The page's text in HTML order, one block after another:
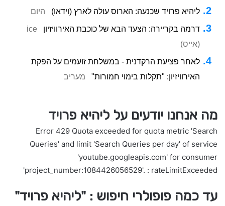
ליהיא פרויד שכנעה: הארוס עולה לארץ (וידאו) היום
דרמה בקריירה: הצעד הבא של כוכבת האירוויזיון
ice
(אייס)
לאחר פציעת הרקדנית - במשלחת זועמים על הפקת
האירוויזיון: "תקלות בימוי חמורות"
מעריב
מה אנחנו יודעים על ליהיא פרויד
Error 429 Quota exceeded for quota metric 'Search
Queries' and limit 'Search Queries per day' of service
'youtube.googleapis.com' for consumer
'project_number:1084426056529'. : rateLimitExceeded
עד כמה פופולרי חיפוש : "ליהיא פרויד"